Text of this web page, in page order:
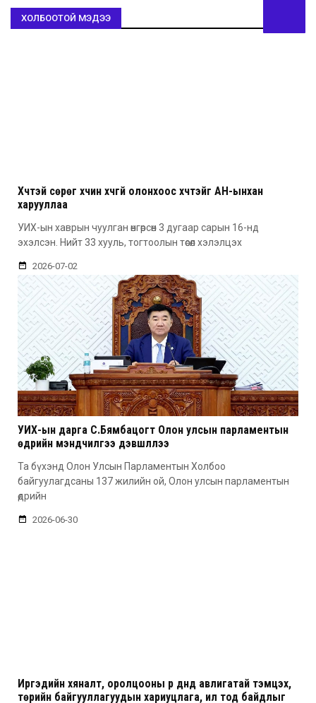
ХОЛБООТОЙ МЭДЭЭ
Хүчтэй сөрөг хүчин хүчгүй олонхоос хүчтэйг АН-ынхан
харууллаа
УИХ-ын хаврын чуулган өнгөрсөн 3 дугаар сарын 16-нд
эхэлсэн. Нийт 33 хууль, тогтоолын төсөл хэлэлцэх
2026-07-02
УИХ-ын дарга С.Бямбацогт Олон улсын парламентын
өдрийн мэндчилгээ дэвшүүллээ
Та бүхэнд Олон Улсын Парламентын Холбоо
байгуулагдсаны 137 жилийн ой, Олон улсын парламентын
өдрийн
2026-06-30
Иргэдийн хяналт, оролцооны үр дүнд авлигатай тэмцэх,
төрийн байгууллагуудын хариуцлага, ил тод байдлыг